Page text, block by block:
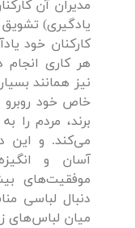
مدیران آن
یادگیری)
کارکنان خود
هر کاری انجام
نیز همانند
خاص خود
برند، مردم را
می‌کند. و این
آسان و
موفقیت‌های
دنبال لباسی
میان لباس‌های